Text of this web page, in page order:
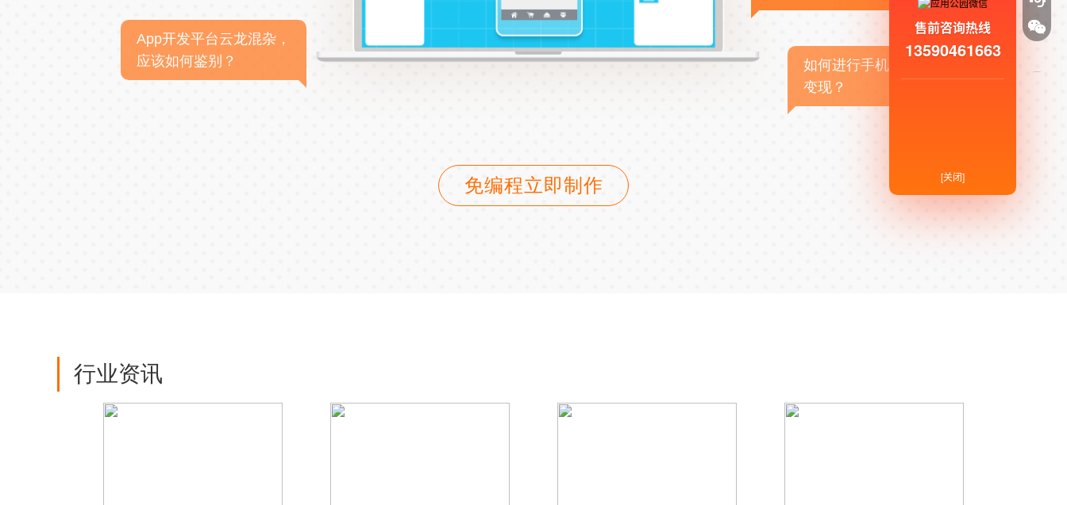
App开发平台云龙混杂，
应该如何鉴别？
如何进行手机APP商业
变现？
免编程立即制作
行业资讯
售前咨询热线
13590461663
[关闭]